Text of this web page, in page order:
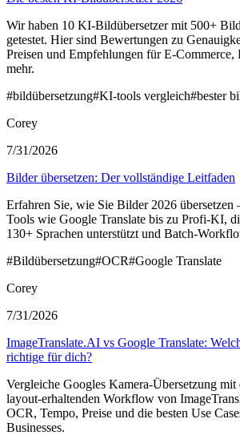
Wir haben 10 KI-Bildübersetzer mit 500+
getestet. Hier sind Bewertungen zu
Preisen und Empfehlungen für E-Commerce,
mehr.
#bildübersetzung#KI-tools vergleich#bester
Corey
7/31/2026
Bilder übersetzen: Der vollständige Leitfaden
Erfahren Sie, wie Sie Bilder 2026 übersetzen
Tools wie Google Translate bis zu Profi-KI,
130+ Sprachen unterstützt und Batch-
#Bildübersetzung#OCR#Google Translate
Corey
7/31/2026
ImageTranslate.AI vs Google Translate:
richtige für dich?
Vergleiche Googles Kamera-Übersetzung mit
layout-erhaltenden Workflow von
OCR, Tempo, Preise und die besten Use
Businesses.